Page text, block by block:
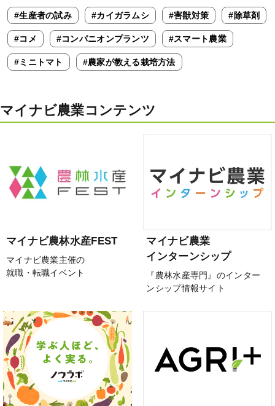
#生産者の試み #カイガラムシ #害獣対策 #除草剤
#コメ #コンパニオンプランツ #スマート農業
#ミニトマト #農家が教える栽培方法
マイナビ農業コンテンツ
マイナビ農林水産FEST
マイナビ農業主催の
就職・転職イベント
マイナビ農業
インターンシップ
『農林水産専門』のインター
ンシップ情報サイト